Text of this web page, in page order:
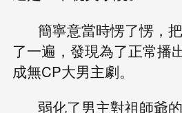
簡寧意當時愣了愣，
了一遍，發現為了正常播
成無CP大男主劇。
弱化了男主對祖師爺